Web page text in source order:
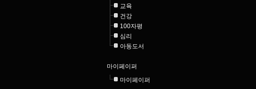
교육
건강
100자평
심리
아동도서
마이페이퍼
마이페이퍼